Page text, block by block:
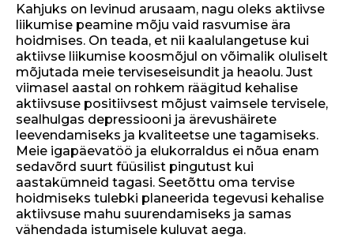
Kahjuks on levinud arusaam, nagu oleks aktiivse
liikumise peamine mõju vaid rasvumise ära
hoidmises. On teada, et nii kaalulangetuse kui
aktiivse liikumise koosmõjul on võimalik oluliselt
mõjutada meie terviseseisundit ja heaolu. Just
viimasel aastal on rohkem räägitud kehalise
aktiivsuse positiivsest mõjust vaimsele tervisele,
sealhulgas depressiooni ja ärevushäirete
leevendamiseks ja kvaliteetse une tagamiseks.
Meie igapäevatöö ja elukorraldus ei nõua enam
sedavõrd suurt füüsilist pingutust kui
aastakümneid tagasi. Seetõttu oma tervise
hoidmiseks tulebki planeerida tegevusi kehalise
aktiivsuse mahu suurendamiseks ja samas
vähendada istumisele kuluvat aega.